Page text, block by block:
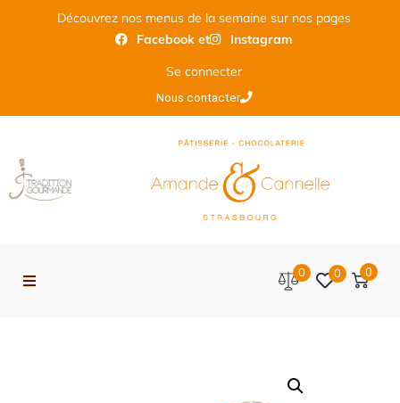
Découvrez nos menus de la semaine sur nos pages
Facebook et
Instagram
Se connecter
Nous contacter
0 0 0